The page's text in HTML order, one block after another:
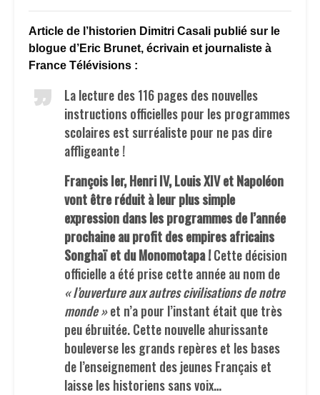
Article de l’historien Dimitri Casali publié sur le
blogue d’Eric Brunet, écrivain et journaliste à
France Télévisions :
La lecture des 116 pages des nouvelles
instructions officielles pour les programmes
scolaires est surréaliste pour ne pas dire
affligeante !
François Ier, Henri IV, Louis XIV et Napoléon
vont être réduit à leur plus simple
expression dans les programmes de l’année
prochaine au profit des empires africains
Songhaï et du Monomotapa !Cette décision
officielle a été prise cette année au nom de
« l’ouverture aux autres civilisations de notre
monde »et n’a pour l’instant était que très
peu ébruitée. Cette nouvelle ahurissante
bouleverse les grands repères et les bases
de l’enseignement des jeunes Français et
laisse les historiens sans voix…